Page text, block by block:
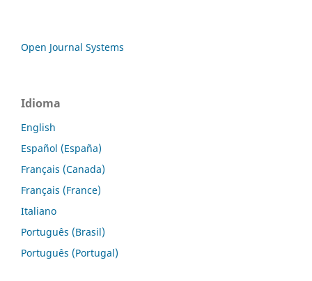
Open Journal Systems
Idioma
English
Español (España)
Français (Canada)
Français (France)
Italiano
Português (Brasil)
Português (Portugal)